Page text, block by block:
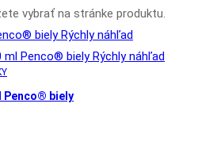
vybrať na stránke produktu.
Rýchly náhľad
Rýchly náhľad
Penco® biely